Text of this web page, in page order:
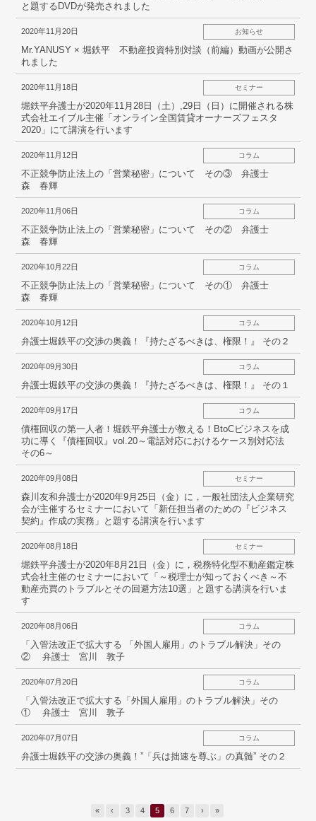
と題するDVDが発売されました
2020年11月20日 お知らせ
Mr.YANUSY × 堀鉄平 不動産投資特別対談（前編）動画が公開さ
れました
2020年11月18日 セミナー
堀鉄平弁護士が2020年11月28日（土）,29日（日）に開催される株
式会社エイブル主催「オンライン全国賃貸オーナーズフェスタ
2020」にて講演を行います
2020年11月12日 コラム
不正競争防止法上の「営業秘密」について その③ 弁護士
森 春輝
2020年11月06日 コラム
不正競争防止法上の「営業秘密」について その② 弁護士
森 春輝
2020年10月22日 コラム
不正競争防止法上の「営業秘密」について その① 弁護士
森 春輝
2020年10月12日 コラム
弁護士堀鉄平の交渉の奥義！『持たざるべきは、権限！』 その２
2020年09月30日 コラム
弁護士堀鉄平の交渉の奥義！『持たざるべきは、権限！』 その１
2020年09月17日 コラム
債権回収の第一人者！堀鉄平弁護士が教える！BtoCビジネスを成
功に導く『債権回収』vol.20～電話対応におけるケース別対応法
その6～
2020年09月08日 セミナー
森川友和弁護士が2020年9月25日（金）に，一般社団法人企業研究
会が主催するセミナーにおいて「新任担当者のための『ビジネス
契約』作成の実務」と題する講演を行います
2020年08月18日 セミナー
堀鉄平弁護士が2020年8月21日（金）に，税務特化型不動産鑑定株
式会社主催のセミナーにおいて「～税理士が知っておくべき～不
動産売買のトラブルとその回避方法10選」と題する講演を行いま
す
2020年08月06日 コラム
「入管法改正で拡大する 「外国人雇用」のトラブル解決」その
② 弁護士 宮川 敦子
2020年07月20日 コラム
「入管法改正で拡大する 「外国人雇用」のトラブル解決」その
① 弁護士 宮川 敦子
2020年07月07日 コラム
弁護士堀鉄平の交渉の奥義！”「兵は拙速を尊ぶ」の真髄” その２
« ‹ 3 4 5 6 7 › »